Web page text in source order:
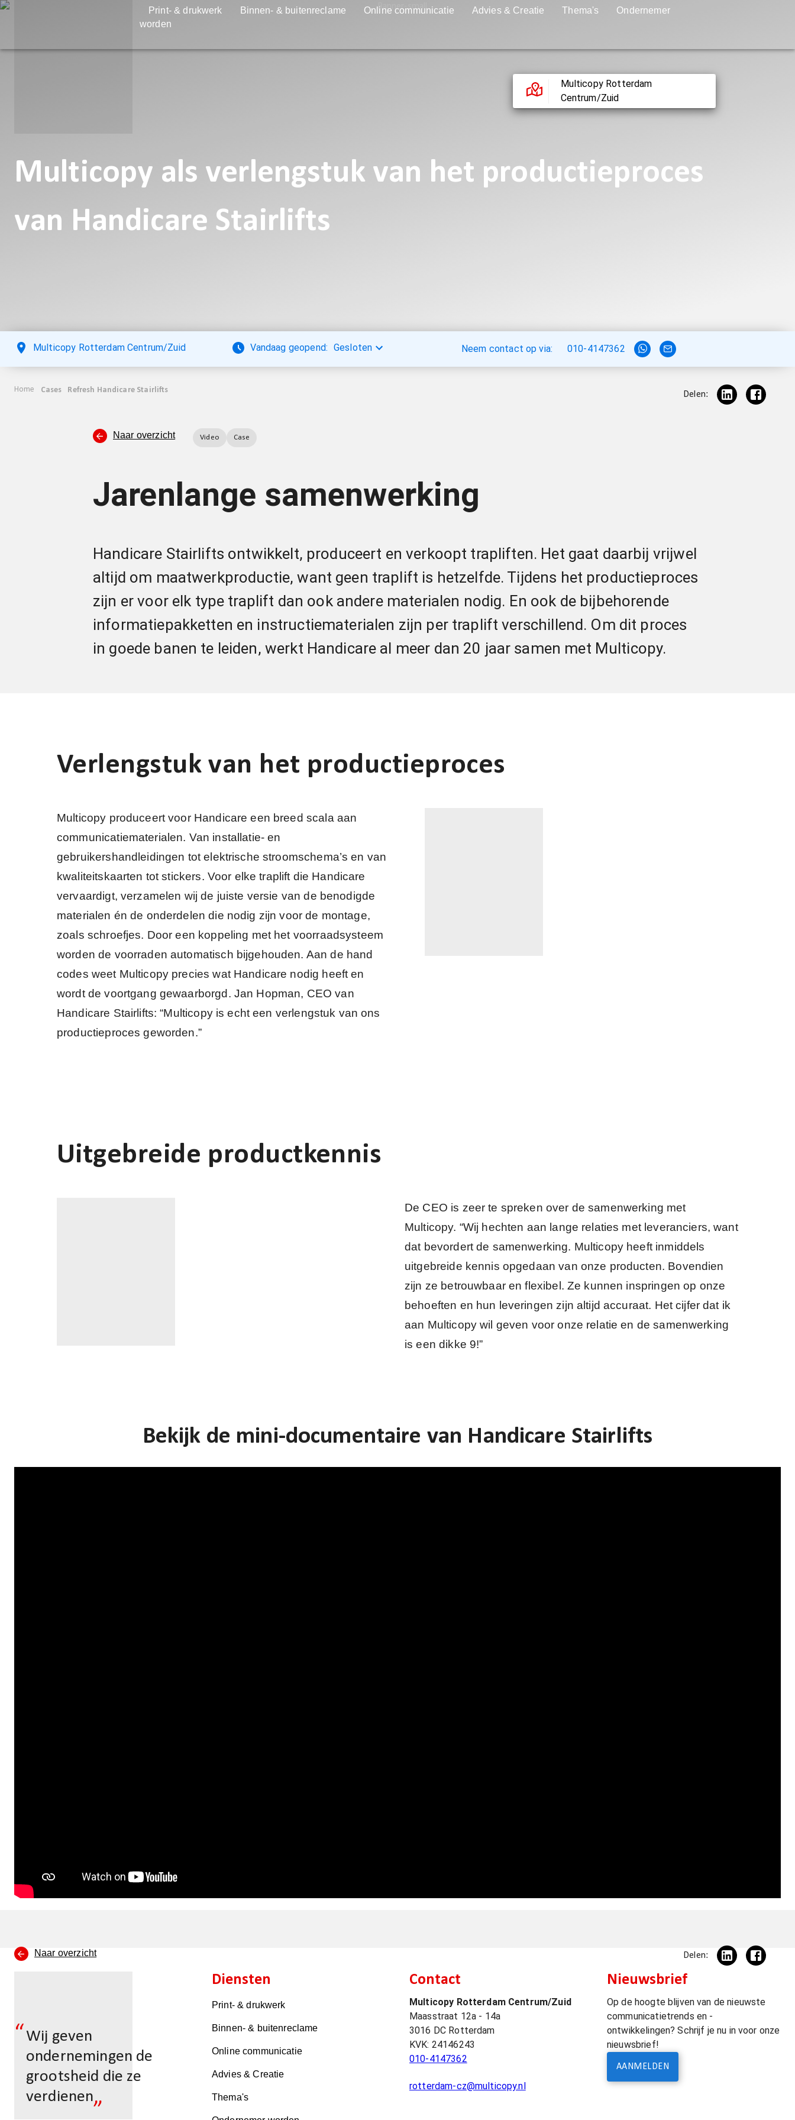
Print- & drukwerk Binnen- & buitenreclame Online communicatie Advies & Creatie Thema's
Ondernemer
worden
Multicopy Rotterdam
Centrum/Zuid
Multicopy als verlengstuk van het productieproces
van Handicare Stairlifts
Multicopy Rotterdam Centrum/Zuid Vandaag geopend: Gesloten Neem contact op via: 010-4147362
Home Cases Refresh Handicare Stairlifts Delen:
Naar overzicht Video Case
Jarenlange samenwerking
Handicare Stairlifts ontwikkelt, produceert en verkoopt trapliften. Het gaat daarbij vrijwel
altijd om maatwerkproductie, want geen traplift is hetzelfde. Tijdens het productieproces
zijn er voor elk type traplift dan ook andere materialen nodig. En ook de bijbehorende
informatiepakketten en instructiematerialen zijn per traplift verschillend. Om dit proces
in goede banen te leiden, werkt Handicare al meer dan 20 jaar samen met Multicopy.
Verlengstuk van het productieproces
Multicopy produceert voor Handicare een breed scala aan
communicatiematerialen. Van installatie- en
gebruikershandleidingen tot elektrische stroomschema’s en van
kwaliteitskaarten tot stickers. Voor elke traplift die Handicare
vervaardigt, verzamelen wij de juiste versie van de benodigde
materialen én de onderdelen die nodig zijn voor de montage,
zoals schroefjes. Door een koppeling met het voorraadsysteem
worden de voorraden automatisch bijgehouden. Aan de hand
codes weet Multicopy precies wat Handicare nodig heeft en
wordt de voortgang gewaarborgd. Jan Hopman, CEO van
Handicare Stairlifts: “Multicopy is echt een verlengstuk van ons
productieproces geworden.”
Uitgebreide productkennis
De CEO is zeer te spreken over de samenwerking met
Multicopy. “Wij hechten aan lange relaties met leveranciers, want
dat bevordert de samenwerking. Multicopy heeft inmiddels
uitgebreide kennis opgedaan van onze producten. Bovendien
zijn ze betrouwbaar en flexibel. Ze kunnen inspringen op onze
behoeften en hun leveringen zijn altijd accuraat. Het cijfer dat ik
aan Multicopy wil geven voor onze relatie en de samenwerking
is een dikke 9!”
Bekijk de mini-documentaire van Handicare Stairlifts
Naar overzicht Delen:
“ Wij geven
ondernemingen de
grootsheid die ze
verdienen„
Diensten
Print- & drukwerk
Binnen- & buitenreclame
Online communicatie
Advies & Creatie
Thema's
Contact
Multicopy Rotterdam Centrum/Zuid
Maasstraat 12a - 14a
3016 DC Rotterdam
KVK: 24146243
010-4147362
rotterdam-cz@multicopy.nl
Nieuwsbrief
Op de hoogte blijven van de nieuwste
communicatietrends en -
ontwikkelingen? Schrijf je nu in voor onze
nieuwsbrief!
AANMELDEN